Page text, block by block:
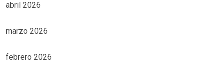
abril 2026
marzo 2026
febrero 2026